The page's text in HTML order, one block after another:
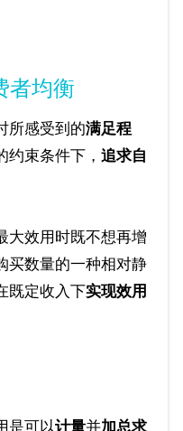
者均衡
所感受到的满足程
束条件下， 追求自
大效用时既不想再增
买数量的一种相对静
既定收入下实现效用
是可以计量并加总求